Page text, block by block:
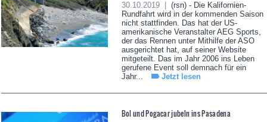
30.10.2019 |
(rsn) - Die Kalifornien-
Rundfahrt wird in der kommenden Saison
nicht stattfinden. Das hat der US-
amerikanische Veranstalter AEG Sports,
der das Rennen unter Mithilfe der ASO
ausgerichtet hat, auf seiner Website
mitgeteilt. Das im Jahr 2006 ins Leben
gerufene Event soll demnach für ein
Jahr...
Jetzt lesen
Bol und Pogacar jubeln ins Pasadena